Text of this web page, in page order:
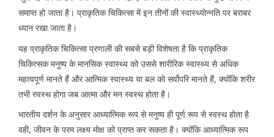
समाप्त हो जाता है। प्राकृतिक चिकित्सा में इन तीनों की स्वास्थ्योन्नति पर बराबर
ध्यान रखा जाता है।
यह प्राकृतिक चिकित्सा प्रणाली की सबसे बड़ी विशेषता है कि प्राकृतिक
चिकित्सक मनुष्य के मानसिक स्वास्थ्य को उससे शारीरिक स्वास्थ्य से अधिक
महत्वपूर्ण मानते हैं और आत्मिक स्वास्थ्य या बल को सर्वोपरि मानते हैं, क्योंकि शरीर
तभी स्वस्थ होगा जब आत्मा और मन स्वस्थ होता है।
भारतीय दर्शन के अनुसार आध्यात्मिक रूप से मनुष्य ही पूर्ण रूप से स्वस्थ होता है
वही, जीवन के परम लक्ष्य मोक्ष को प्राप्त कर सकता है। क्योंकि आध्यात्मिक रूप